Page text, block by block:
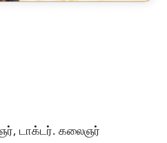
டாக்டர். கலைஞர்